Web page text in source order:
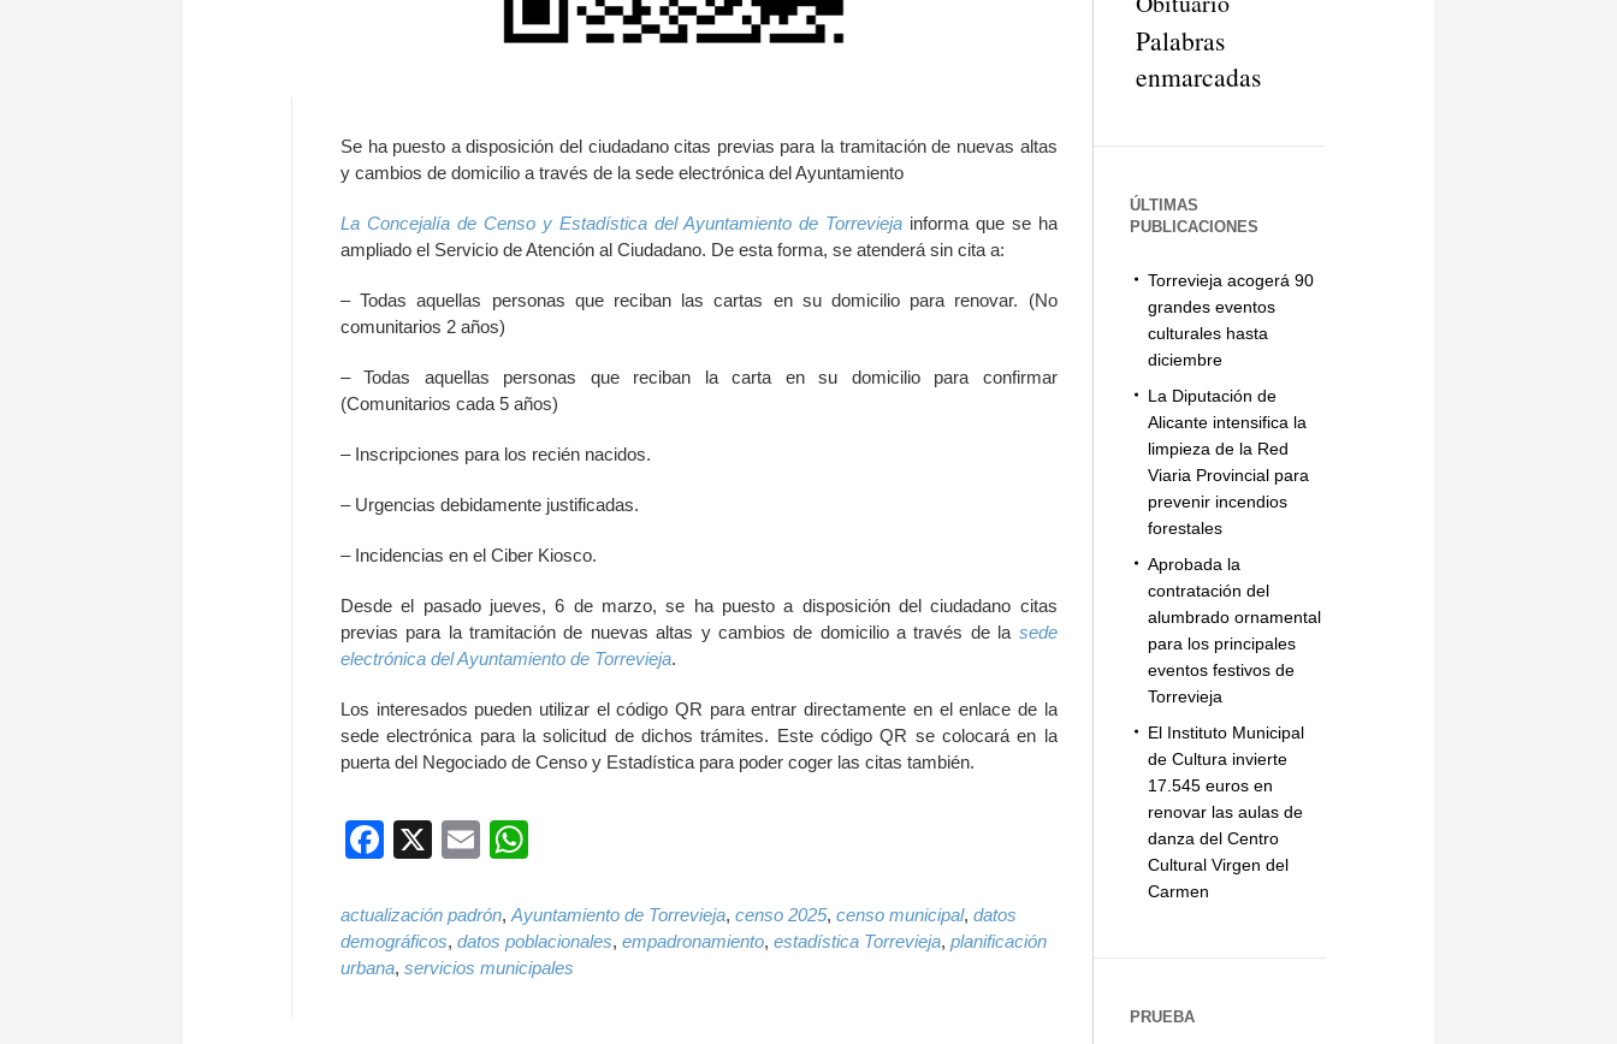
Se ha puesto a disposición del ciudadano citas previas para la tramitación de nuevas altas
y cambios de domicilio a través de la sede electrónica del Ayuntamiento
La Concejalía de Censo y Estadística del Ayuntamiento de Torreviejainforma que se ha
ampliado el Servicio de Atención al Ciudadano. De esta forma, se atenderá sin cita a:
– Todas aquellas personas que reciban las cartas en su domicilio para renovar. (No
comunitarios 2 años)
– Todas aquellas personas que reciban la carta en su domicilio para confirmar
(Comunitarios cada 5 años)
– Inscripciones para los recién nacidos.
– Urgencias debidamente justificadas.
– Incidencias en el Ciber Kiosco.
Desde el pasado jueves, 6 de marzo, se ha puesto a disposición del ciudadano citas
previas para la tramitación de nuevas altas y cambios de domicilio a través de la sede
electrónica del Ayuntamiento de Torrevieja.
Los interesados pueden utilizar el código QR para entrar directamente en el enlace de la
sede electrónica para la solicitud de dichos trámites. Este código QR se colocará en la
puerta del Negociado de Censo y Estadística para poder coger las citas también.
Facebook
X Email
actualización padrón, Ayuntamiento de Torrevieja, censo 2025, censo municipal, datos
demográficos, datos poblacionales, empadronamiento, estadística Torrevieja, planificación
urbana, servicios municipales
Palabras
enmarcadas
ÚLTIMAS
PUBLICACIONES
Torrevieja acogerá 90
grandes eventos
culturales hasta
diciembre
La Diputación de
Alicante intensifica la
limpieza de la Red
Viaria Provincial para
prevenir incendios
forestales
Aprobada la
contratación del
alumbrado ornamental
para los principales
eventos festivos de
Torrevieja
El Instituto Municipal
de Cultura invierte
17.545 euros en
renovar las aulas de
danza del Centro
Cultural Virgen del
Carmen
PRUEBA